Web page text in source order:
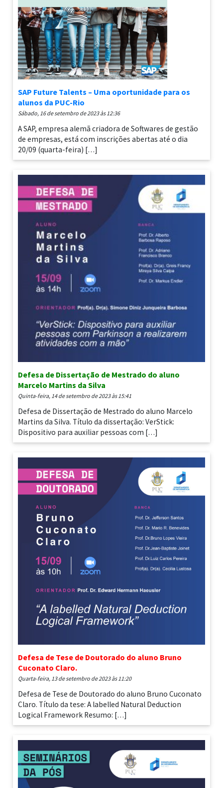
SAP Future Talents – Uma oportunidade para os
alunos da PUC-Rio
sábado, 16 de setembro de 2023 às 12:36
A SAP, empresa alemã criadora de Softwares de gestão
de empresas, está com inscrições abertas até o dia
20/09 (quarta-feira) […]
Defesa de Dissertação de Mestrado do aluno
Marcelo Martins da Silva
quinta-feira, 14 de setembro de 2023 às 15:41
Defesa de Dissertação de Mestrado do aluno Marcelo
Martins da Silva. Título da dissertação: VerStick:
Dispositivo para auxiliar pessoas com […]
Defesa de Tese de Doutorado do aluno Bruno
Cuconato Claro.
quarta-feira, 13 de setembro de 2023 às 11:20
Defesa de Tese de Doutorado do aluno Bruno Cuconato
Claro. Título da tese: A labelled Natural Deduction
Logical Framework Resumo: […]